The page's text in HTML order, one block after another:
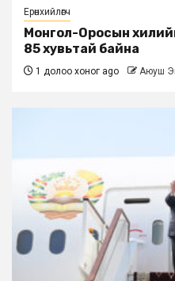
Ерөнхийлөгч
Монгол-Оросын
85 хувьтай байна
1 долоо хоног ago Аюуш